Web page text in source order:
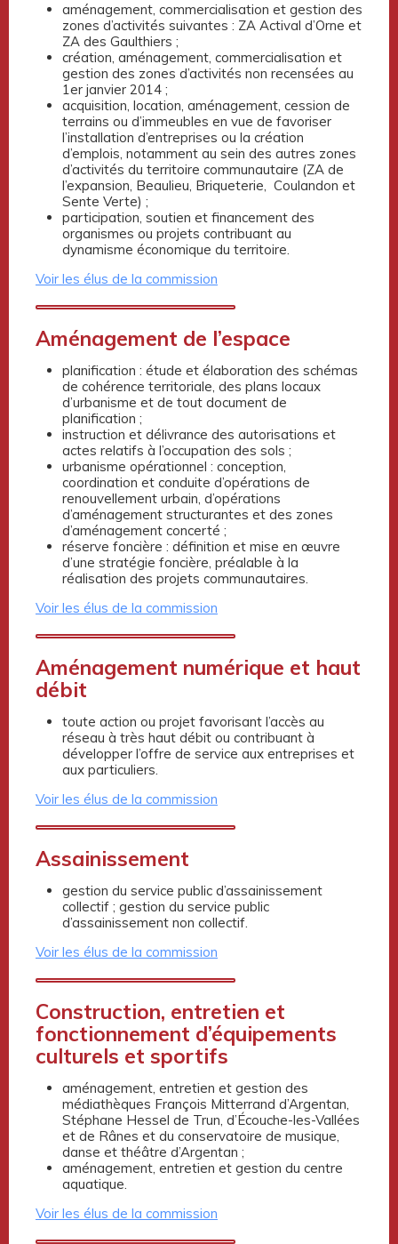
aménagement, commercialisation et gestion des
zones d’activités suivantes : ZA Actival d’Orne et
ZA des Gaulthiers ;
création, aménagement, commercialisation et
gestion des zones d’activités non recensées au
1er janvier 2014 ;
acquisition, location, aménagement, cession de
terrains ou d’immeubles en vue de favoriser
l’installation d’entreprises ou la création
d’emplois, notamment au sein des autres zones
d’activités du territoire communautaire (ZA de
l’expansion, Beaulieu, Briqueterie, Coulandon et
Sente Verte) ;
participation, soutien et financement des
organismes ou projets contribuant au
dynamisme économique du territoire.
Voir les élus de la commission
Aménagement de l’espace
planification : étude et élaboration des schémas
de cohérence territoriale, des plans locaux
d’urbanisme et de tout document de
planification ;
instruction et délivrance des autorisations et
actes relatifs à l’occupation des sols ;
urbanisme opérationnel : conception,
coordination et conduite d’opérations de
renouvellement urbain, d’opérations
d’aménagement structurantes et des zones
d’aménagement concerté ;
réserve foncière : définition et mise en œuvre
d’une stratégie foncière, préalable à la
réalisation des projets communautaires.
Voir les élus de la commission
Aménagement numérique et haut
débit
toute action ou projet favorisant l’accès au
réseau à très haut débit ou contribuant à
développer l’offre de service aux entreprises et
aux particuliers.
Voir les élus de la commission
Assainissement
gestion du service public d’assainissement
collectif ; gestion du service public
d’assainissement non collectif.
Voir les élus de la commission
Construction, entretien et
fonctionnement d’équipements
culturels et sportifs
aménagement, entretien et gestion des
médiathèques François Mitterrand d’Argentan,
Stéphane Hessel de Trun, d’Écouche-les-Vallées
et de Rânes et du conservatoire de musique,
danse et théâtre d’Argentan ;
aménagement, entretien et gestion du centre
aquatique.
Voir les élus de la commission